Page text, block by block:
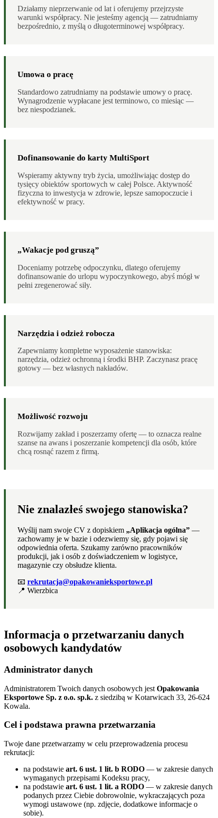
Działamy nieprzerwanie od lat i oferujemy przejrzyste
warunki współpracy. Nie jesteśmy agencją — zatrudniamy
bezpośrednio, z myślą o długoterminowej współpracy.
Umowa o pracę
Standardowo zatrudniamy na podstawie umowy o pracę.
Wynagrodzenie wypłacane jest terminowo, co miesiąc —
bez niespodzianek.
Dofinansowanie do karty MultiSport
Wspieramy aktywny tryb życia, umożliwiając dostęp do
tysięcy obiektów sportowych w całej Polsce. Aktywność
fizyczna to inwestycja w zdrowie, lepsze samopoczucie i
efektywność w pracy.
„Wakacje pod gruszą”
Doceniamy potrzebę odpoczynku, dlatego oferujemy
dofinansowanie do urlopu wypoczynkowego, abyś mógł w
pełni zregenerować siły.
Narzędzia i odzież robocza
Zapewniamy kompletne wyposażenie stanowiska:
narzędzia, odzież ochronną i środki BHP. Zaczynasz pracę
gotowy — bez własnych nakładów.
Możliwość rozwoju
Rozwijamy zakład i poszerzamy ofertę — to oznacza realne
szanse na awans i poszerzanie kompetencji dla osób, które
chcą rosnąć razem z firmą.
Nie znalazłeś swojego stanowiska?
Wyślij nam swoje CV z dopiskiem „Aplikacja ogólna” —
zachowamy je w bazie i odezwiemy się, gdy pojawi się
odpowiednia oferta. Szukamy zarówno pracowników
produkcji, jak i osób z doświadczeniem w logistyce,
magazynie czy obsłudze klienta.
📧 rekrutacja@opakowanieksportowe.pl
📍 Wierzbica
Informacja o przetwarzaniu danych
osobowych kandydatów
Administrator danych
Administratorem Twoich danych osobowych jest Opakowania
Eksportowe Sp. z o.o. sp.k. z siedzibą w Kotarwicach 33, 26-624
Kowala.
Cel i podstawa prawna przetwarzania
Twoje dane przetwarzamy w celu przeprowadzenia procesu
rekrutacji:
na podstawie art. 6 ust. 1 lit. b RODO — w zakresie danych
wymaganych przepisami Kodeksu pracy,
na podstawie art. 6 ust. 1 lit. a RODO — w zakresie danych
podanych przez Ciebie dobrowolnie, wykraczających poza
wymogi ustawowe (np. zdjęcie, dodatkowe informacje o
sobie).